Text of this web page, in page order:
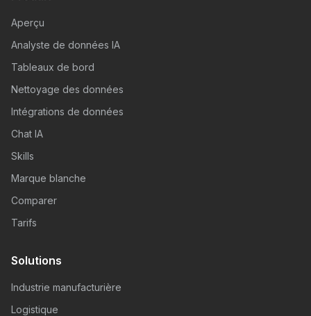
Aperçu
Analyste de données IA
Tableaux de bord
Nettoyage des données
Intégrations de données
Chat IA
Skills
Marque blanche
Comparer
Tarifs
Solutions
Industrie manufacturière
Logistique